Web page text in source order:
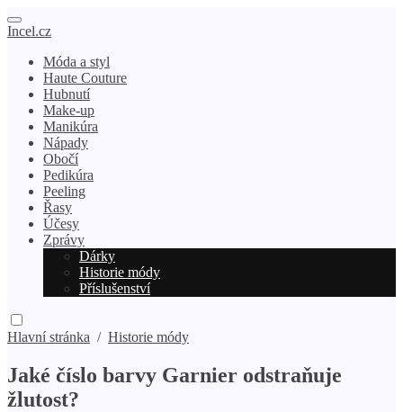
Incel.cz
Móda a styl
Haute Couture
Hubnutí
Make-up
Manikúra
Nápady
Obočí
Pedikúra
Peeling
Řasy
Účesy
Zprávy
Dárky
Historie módy
Příslušenství
Hlavní stránka / Historie módy
Jaké číslo barvy Garnier odstraňuje
žlutost?